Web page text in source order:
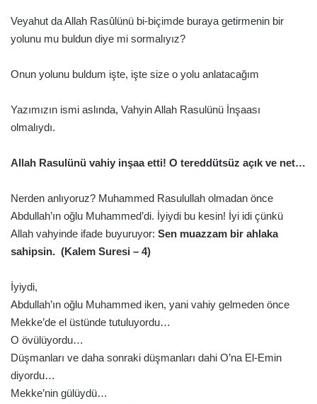
Veyahut da Allah Rasûlünü bi-biçimde buraya getirmenin bir
yolunu mu buldun diye mi sormalıyız?
Onun yolunu buldum işte, işte size o yolu anlatacağım
Yazımızın ismi aslında, Vahyin Allah Rasulünü İnşaası
olmalıydı.
Allah Rasulünü vahiy inşaa etti! O tereddütsüz açık ve net…
Nerden anlıyoruz? Muhammed Rasulullah olmadan önce
Abdullah’ın oğlu Muhammed’di. İyiydi bu kesin! İyi idi çünkü
Allah vahyinde ifade buyuruyor: Sen muazzam bir ahlaka
sahipsin. (Kalem Suresi – 4)
İyiydi,
Abdullah’ın oğlu Muhammed iken, yani vahiy gelmeden önce
Mekke’de el üstünde tutuluyordu…
O övülüyordu…
Düşmanları ve daha sonraki düşmanları dahi O’na El-Emin
diyordu…
Mekke’nin gülüydü…